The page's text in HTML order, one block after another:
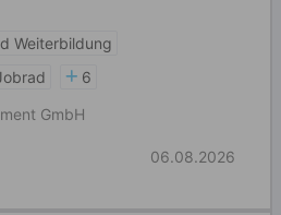
Weiterbildung
6
GmbH
06.08.2026